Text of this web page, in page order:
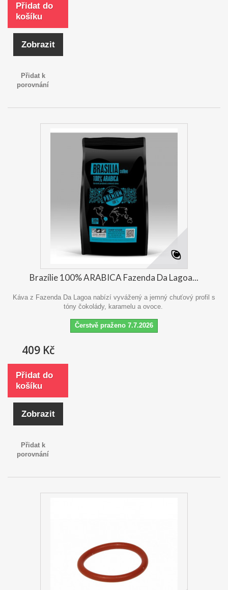
Přidat do
košíku
Zobrazit
Přidat k
porovnání
Brazílie 100% ARABICA Fazenda Da Lagoa...
Káva z Fazenda Da Lagoa nabízí vyvážený a jemný chuťový profil s
tóny čokolády, karamelu a ovoce.
Čerstvě praženo 7.7.2026
409 Kč
Přidat do
košíku
Zobrazit
Přidat k
porovnání